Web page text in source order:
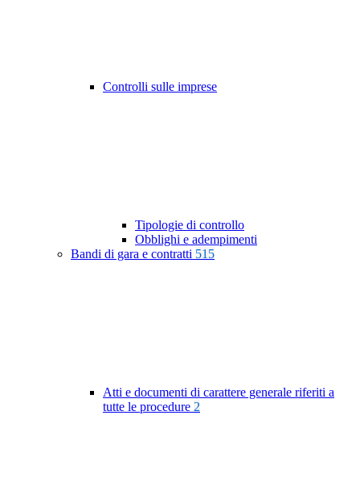
Controlli sulle imprese
Tipologie di controllo
Obblighi e adempimenti
Bandi di gara e contratti 515
Atti e documenti di carattere generale riferiti a
tutte le procedure 2